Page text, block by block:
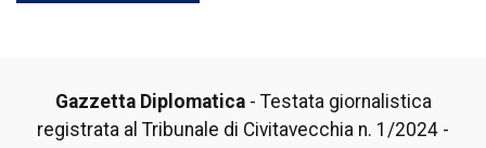
Gazzetta Diplomatica- Testata giornalistica
registrata al Tribunale di Civitavecchia n. 1/2024 -